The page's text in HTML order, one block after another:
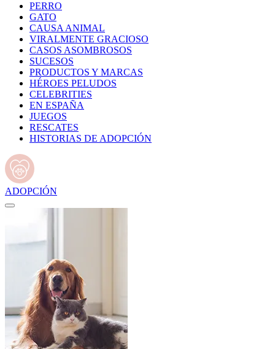
PERRO
GATO
CAUSA ANIMAL
VIRALMENTE GRACIOSO
CASOS ASOMBROSOS
SUCESOS
PRODUCTOS Y MARCAS
HÉROES PELUDOS
CELEBRITIES
EN ESPAÑA
JUEGOS
RESCATES
HISTORIAS DE ADOPCIÓN
ADOPCIÓN